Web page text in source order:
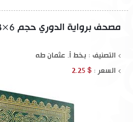
مصحف برواية الدوري حجم 6×8
التصنيف : بخط أ. عثمان طه
السعر : $ 2.25